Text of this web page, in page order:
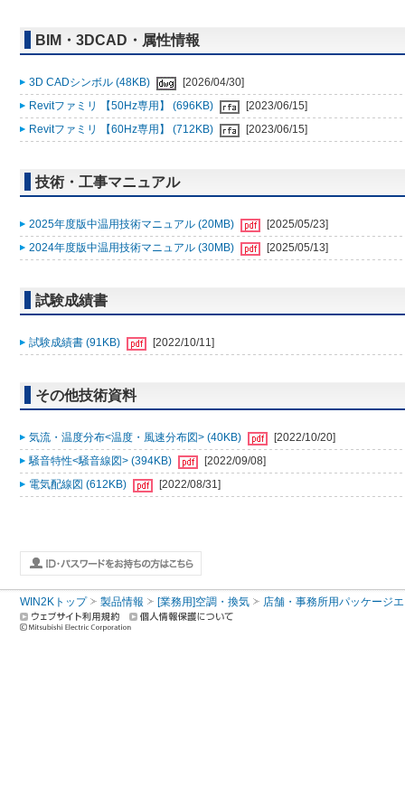
BIM・3DCAD・属性情報
3D CADシンボル (48KB)
[2026/04/30]
Revitファミリ 【50Hz専用】 (696KB)
[2023/06/15]
Revitファミリ 【60Hz専用】 (712KB)
[2023/06/15]
技術・工事マニュアル
2025年度版中温用技術マニュアル (20MB)
[2025/05/23]
2024年度版中温用技術マニュアル (30MB)
[2025/05/13]
試験成績書
試験成績書 (91KB) [2022/10/11]
その他技術資料
気流・温度分布<温度・風速分布図> (40KB)
[2022/10/20]
騒音特性<騒音線図> (394KB)
[2022/09/08]
電気配線図 (612KB)
[2022/08/31]
WIN2Kトップ 製品情報 [業務用]空調・換気 店舗・事務所用パッケージ